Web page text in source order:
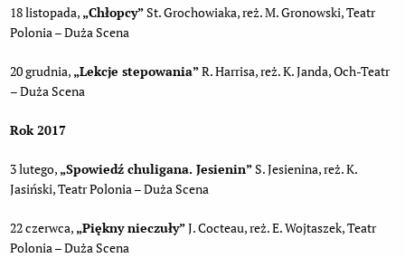
18 listopada, „Chłopcy”St. Grochowiaka, reż. M. Gronowski, Teatr
Polonia – Duża Scena
20 grudnia, „Lekcje stepowania”R. Harrisa, reż. K. Janda, Och-Teatr
– Duża Scena
Rok 2017
3 lutego, „Spowiedź chuligana. Jesienin”S. Jesienina, reż. K.
Jasiński, Teatr Polonia – Duża Scena
22 czerwca, „Piękny nieczuły”J. Cocteau, reż. E. Wojtaszek, Teatr
Polonia – Duża Scena